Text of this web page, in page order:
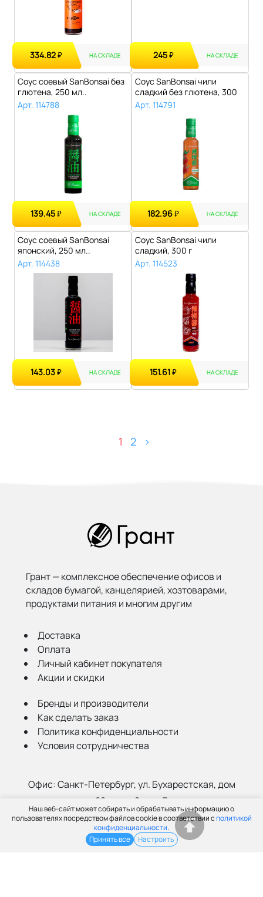
Наш веб-сайт может собирать и обрабатывать информацию о
пользователях посредством файлов cookie в соответствии сполитикой
конфиденциальности.
Принять все
Настроить
334.82₽ НА СКЛАДЕ 245₽ НА СКЛАДЕ
Соус соевый SanBonsai без
глютена, 250 мл..
Арт. 114788
139.45₽ НА СКЛАДЕ
Соус SanBonsai чили
сладкий без глютена, 300
г..
Арт. 114791
182.96₽ НА СКЛАДЕ
Соус соевый SanBonsai
японский, 250 мл..
Арт. 114438
143.03₽ НА СКЛАДЕ
Соус SanBonsai чили
сладкий, 300 г
Арт. 114523
151.61₽ НА СКЛАДЕ
1 2 >
Грант — комплексное обеспечение офисов и
складов бумагой, канцелярией, хозтоварами,
продуктами питания и многим другим
Доставка
Оплата
Личный кабинет покупателя
Акции и скидки
Бренды и производители
Как сделать заказ
Политика конфиденциальности
Условия сотрудничества
Офис:Санкт-Петербург, ул. Бухарестская, дом
22, корп. 2, лит Д
Склад:Санкт-Петербург, ул. Салова, 52а
(812) 402-99-91